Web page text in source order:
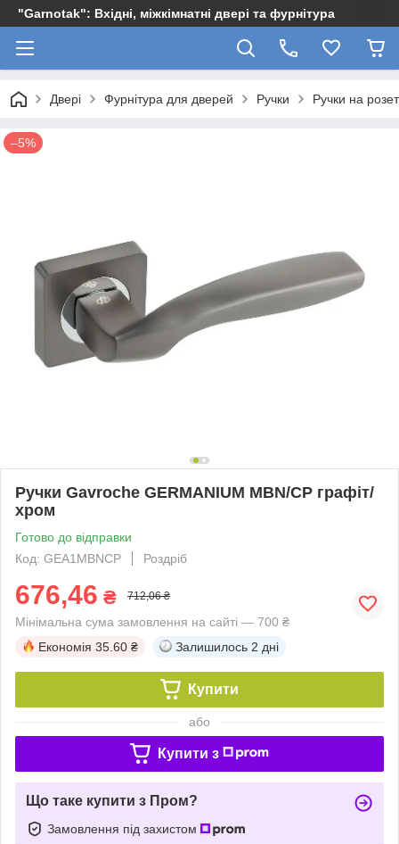
"Garnotak": Вхідні, міжкімнатні двері та фурнітура
Двері Фурнітура для дверей Ручки Ручки на
–5%
Ручки Gavroche GERMANIUM MBN/CP графіт/
хром
Готово до відправки
Код: GEA1MBNCP
Роздріб
676,46 ₴ 712,06 ₴
Мінімальна сума замовлення на сайті — 700 ₴
Економія 35.60 ₴ Залишилось 2 дні
Купити
або
Купити з
Що таке купити з Пром?
Замовлення під захистом